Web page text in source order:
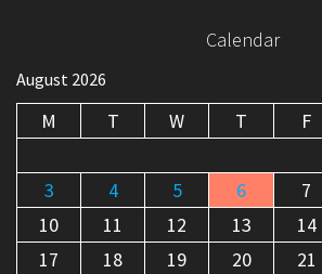
Calendar
August 2026
M T W T F
3
4 5 6 7
10
11 12 13 14
17
18 19 20 21